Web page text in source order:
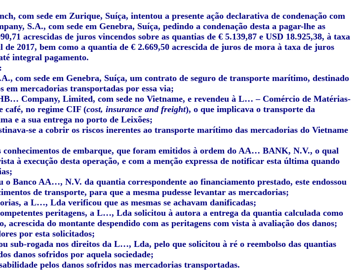
com sede em Zurique, Suíça, intentou a presente ação declarativa de condenação com
S.A., com sede em Genebra, Suíça, pedindo a condenação desta a pagar-lhe as
acrescidas de juros vincendos sobre as quantias de € 5.139,87 e USD 18.925,38, à taxa
2017, bem como a quantia de € 2.669,50 acrescida de juros de mora à taxa de juros
integral pagamento.
:
com sede em Genebra, Suíça, um contrato de seguro de transporte marítimo, destinado
em mercadorias transportadas por essa via;
Company, Limited, com sede no Vietname, e revendeu à L… – Comércio de Matérias-
café, no regime CIF (cost, insurance and freight), o que implicava o transporte da
e a sua entrega no porto de Leixões;
se a cobrir os riscos inerentes ao transporte marítimo das mercadorias do Vietname
de embarque, que foram emitidos à ordem do AA… BANK, N.V., o qual
à execução desta operação, e com a menção expressa de notificar esta última quando
Banco AA…, N.V. da quantia correspondente ao financiamento prestado, este endossou
de transporte, para que a mesma pudesse levantar as mercadorias;
a L…, Lda verificou que as mesmas se achavam danificadas;
peritagens, a L…, Lda solicitou à autora a entrega da quantia calculada como
acrescida do montante despendido com as peritagens com vista à avaliação dos danos;
por esta solicitados;
sub-rogada nos direitos da L…, Lda, pelo que solicitou à ré o reembolso das quantias
danos sofridos por aquela sociedade;
pelos danos sofridos nas mercadorias transportadas.